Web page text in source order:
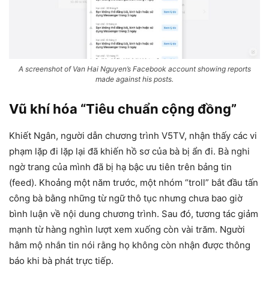
A screenshot of Van Hai Nguyen’s Facebook account showing reports
made against his posts.
Vũ khí hóa “Tiêu chuẩn cộng đồng”
Khiết Ngân, người dẫn chương trình V5TV, nhận thấy các vi
phạm lặp đi lặp lại đã khiến hồ sơ của bà bị ẩn đi. Bà nghi
ngờ trang của mình đã bị hạ bậc ưu tiên trên bảng tin
(feed). Khoảng một năm trước, một nhóm “troll” bắt đầu tấn
công bà bằng những từ ngữ thô tục nhưng chưa bao giờ
bình luận về nội dung chương trình. Sau đó, tương tác giảm
mạnh từ hàng nghìn lượt xem xuống còn vài trăm. Người
hâm mộ nhắn tin nói rằng họ không còn nhận được thông
báo khi bà phát trực tiếp.